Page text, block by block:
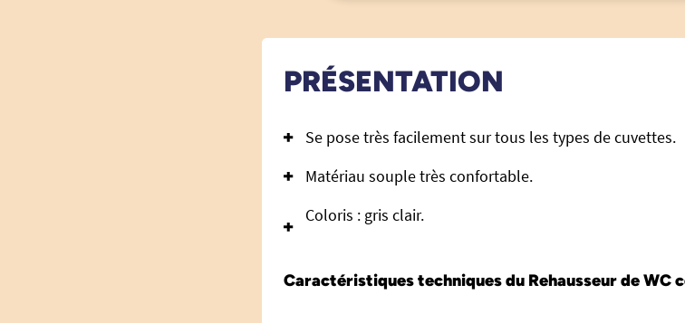
PRÉSENTATION
Se pose très facilement sur tous les types de cuvettes.
Matériau souple très confortable.
Coloris : gris clair.
Caractéristiques techniquesdu Rehausseur de